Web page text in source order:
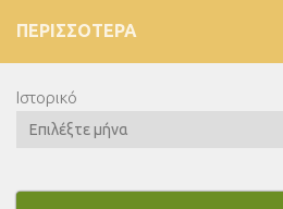
ΠΕΡΙΣΣΌΤΕΡΑ
Ιστορικό